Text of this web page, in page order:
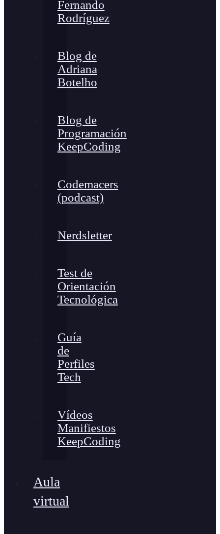
Fernando
Rodríguez
Blog de
Adriana
Botelho
Blog de
Programación
KeepCoding
Codemacers
(podcast)
Nerdsletter
Test de
Orientación
Tecnológica
Guía
de
Perfiles
Tech
Vídeos
Manifiestos
KeepCoding
Aula
virtual